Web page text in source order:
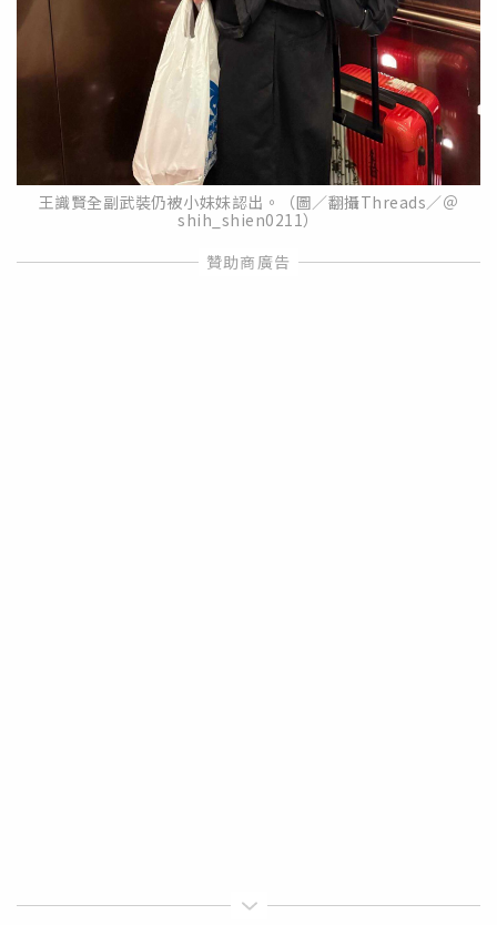
王識賢全副武裝仍被小妹妹認出。（圖／翻攝Threads／＠
shih_shien0211）